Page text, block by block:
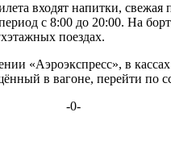
входят напитки,
с 8:00 до 20:00. На
поездах.
«Аэроэкспресс», в
в вагоне, перейти по
-0-